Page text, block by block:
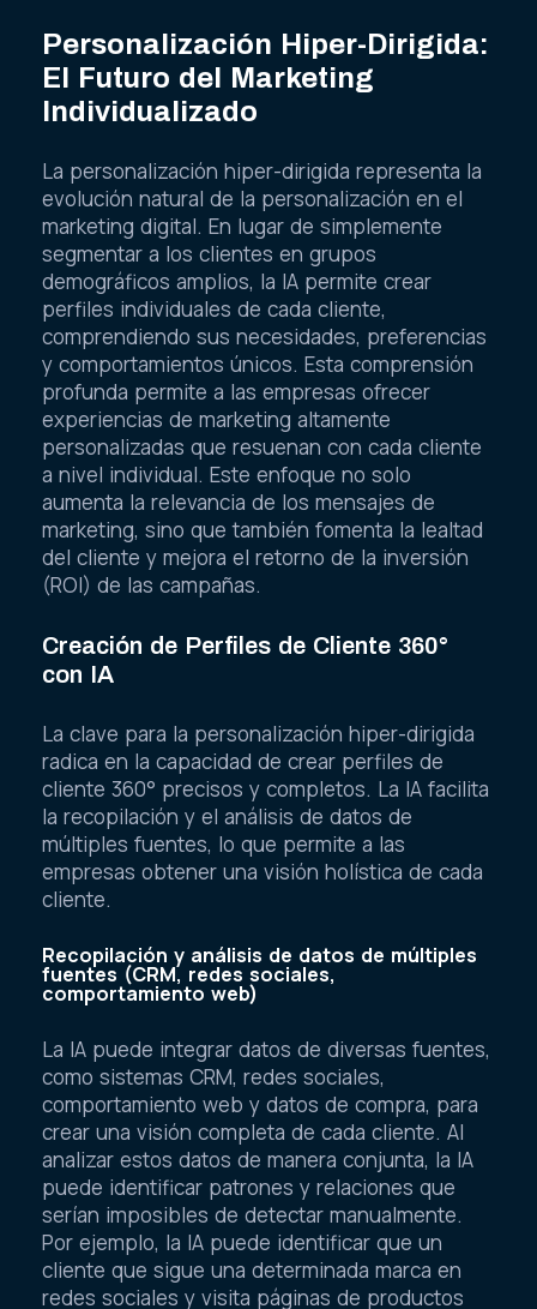
Personalización Hiper-Dirigida:
El Futuro del Marketing
Individualizado
La personalización hiper-dirigida representa la
evolución natural de la personalización en el
marketing digital. En lugar de simplemente
segmentar a los clientes en grupos
demográficos amplios, la IA permite crear
perfiles individuales de cada cliente,
comprendiendo sus necesidades, preferencias
y comportamientos únicos. Esta comprensión
profunda permite a las empresas ofrecer
experiencias de marketing altamente
personalizadas que resuenan con cada cliente
a nivel individual. Este enfoque no solo
aumenta la relevancia de los mensajes de
marketing, sino que también fomenta la lealtad
del cliente y mejora el retorno de la inversión
(ROI) de las campañas.
Creación de Perfiles de Cliente 360°
con IA
La clave para la personalización hiper-dirigida
radica en la capacidad de crear perfiles de
cliente 360° precisos y completos. La IA facilita
la recopilación y el análisis de datos de
múltiples fuentes, lo que permite a las
empresas obtener una visión holística de cada
cliente.
Recopilación y análisis de datos de múltiples
fuentes (CRM, redes sociales,
comportamiento web)
La IA puede integrar datos de diversas fuentes,
como sistemas CRM, redes sociales,
comportamiento web y datos de compra, para
crear una visión completa de cada cliente. Al
analizar estos datos de manera conjunta, la IA
puede identificar patrones y relaciones que
serían imposibles de detectar manualmente.
Por ejemplo, la IA puede identificar que un
cliente que sigue una determinada marca en
redes sociales y visita páginas de productos